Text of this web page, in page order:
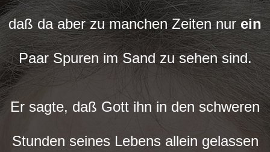
daß da aber zu manchen Zeiten nurein
Paar Spuren im Sand zu sehen sind.
Er sagte, daß Gott ihn in den schweren
Stunden seines Lebens allein gelassen